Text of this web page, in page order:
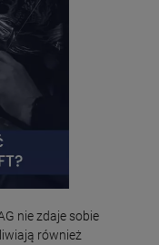
nie zdaje sobie
również